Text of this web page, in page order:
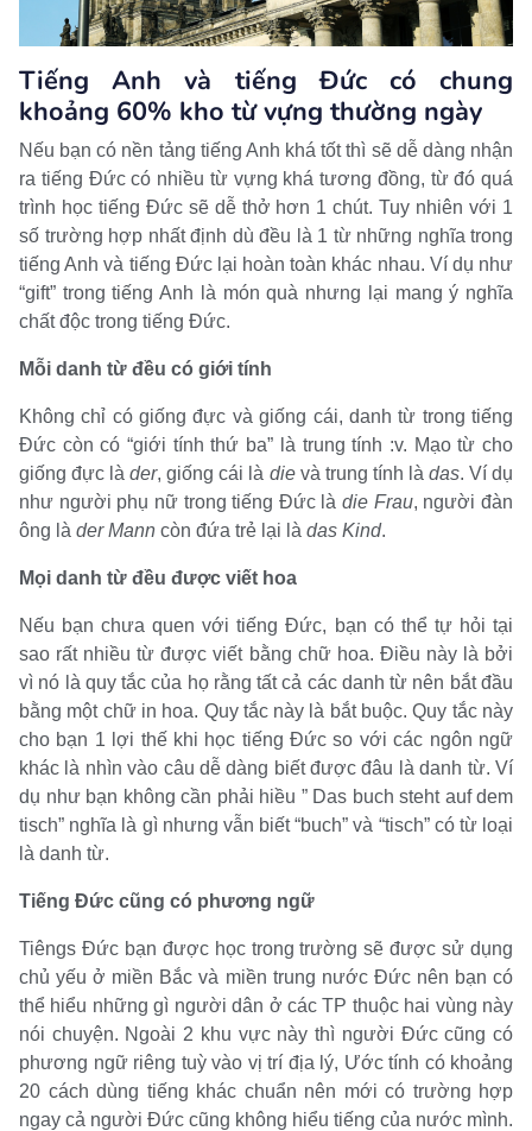
Tiếng Anh và tiếng Đức có chung
khoảng 60% kho từ vựng thường ngày
Nếu bạn có nền tảng tiếng Anh khá tốt thì sẽ dễ dàng nhận
ra tiếng Đức có nhiều từ vựng khá tương đồng, từ đó quá
trình học tiếng Đức sẽ dễ thở hơn 1 chút. Tuy nhiên với 1
số trường hợp nhất định dù đều là 1 từ những nghĩa trong
tiếng Anh và tiếng Đức lại hoàn toàn khác nhau. Ví dụ như
“gift” trong tiếng Anh là món quà nhưng lại mang ý nghĩa
chất độc trong tiếng Đức.
Mỗi danh từ đều có giới tính
Không chỉ có giống đực và giống cái, danh từ trong tiếng
Đức còn có “giới tính thứ ba” là trung tính :v. Mạo từ cho
giống đực làder, giống cái là dievà trung tính là das. Ví dụ
như người phụ nữ trong tiếng Đức làdie Frau, người đàn
ông là der Mann còn đứa trẻ lại là das Kind.
Mọi danh từ đều được viết hoa
Nếu bạn chưa quen với tiếng Đức, bạn có thể tự hỏi tại
sao rất nhiều từ được viết bằng chữ hoa. Điều này là bởi
vì nó là quy tắc của họ rằng tất cả các danh từ nên bắt đầu
bằng một chữ in hoa. Quy tắc này là bắt buộc. Quy tắc này
cho bạn 1 lợi thế khi học tiếng Đức so với các ngôn ngữ
khác là nhìn vào câu dễ dàng biết được đâu là danh từ. Ví
dụ như bạn không cần phải hiều ” Das buch steht auf dem
tisch” nghĩa là gì nhưng vẫn biết “buch” và “tisch” có từ loại
là danh từ.
Tiếng Đức cũng có phương ngữ
Tiêngs Đức bạn được học trong trường sẽ được sử dụng
chủ yếu ở miền Bắc và miền trung nước Đức nên bạn có
thể hiểu những gì người dân ở các TP thuộc hai vùng này
nói chuyện. Ngoài 2 khu vực này thì người Đức cũng có
phương ngữ riêng tuỳ vào vị trí địa lý, Ước tính có khoảng
20 cách dùng tiếng khác chuẩn nên mới có trường hợp
ngay cả người Đức cũng không hiểu tiếng của nước mình.